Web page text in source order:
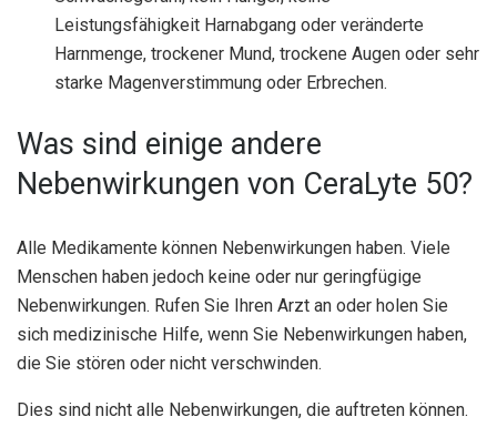
Leistungsfähigkeit Harnabgang oder veränderte
Harnmenge, trockener Mund, trockene Augen oder sehr
starke Magenverstimmung oder Erbrechen.
Was sind einige andere
Nebenwirkungen von CeraLyte 50?
Alle Medikamente können Nebenwirkungen haben. Viele
Menschen haben jedoch keine oder nur geringfügige
Nebenwirkungen. Rufen Sie Ihren Arzt an oder holen Sie
sich medizinische Hilfe, wenn Sie Nebenwirkungen haben,
die Sie stören oder nicht verschwinden.
Dies sind nicht alle Nebenwirkungen, die auftreten können.